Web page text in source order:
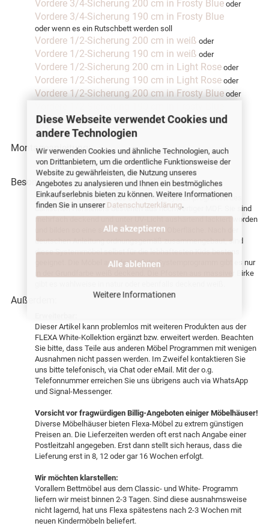
Diese Webseite verwendet Cookies und
andere Technologien
Wir verwenden Cookies und ähnliche Technologien, auch
von Drittanbietern, um die ordentliche Funktionsweise der
Website zu gewährleisten, die Nutzung unseres
Angebotes zu analysieren und Ihnen ein bestmögliches
Einkaufserlebnis bieten zu können. Weitere Informationen
finden Sie in unserer Datenschutzerklärung.
Alle akzeptieren
Alle ablehnen
Weitere Informationen
Vordere 3/4-Sicherung 200 cm in Frosty Blue oder
Vordere 3/4-Sicherung 190 cm in Frosty Blue
oder wenn es ein Rutschbett werden soll
Vordere 1/2-Sicherung 200 cm in weiß oder
Vordere 1/2-Sicherung 190 cm in weiß oder
Vordere 1/2-Sicherung 200 cm in Light Rose oder
Vordere 1/2-Sicherung 190 cm in Light Rose oder
Vordere 1/2-Sicherung 200 cm in Frosty Blue oder
und
Rutsche für Spielbetten
Montageanleitung:
PDF-Montageanleitung zu 80-17319-40
Besonderheit:
Alle flachen Möbelteile aus dem White-Systemprogramm des
dänischen Herstellers bestehen aus hochwertiger MDF. Sie sind
mehrfach deckend und unter UV-Licht aushärtend lackiert worden
und bilden so eine sehr edele moderne Oberfläche. Nach der
deutschen Anleitung ordnungsgemäß zusammengebaut, sind
diese Systemmöbel selbst für die lebhaftesten Kids bestens
geeignet. Die Möbel aus dem White-Systemprogramm gibt es nur
in der Grundfarbe weiß deckend. Die Pfosten aus massiver Birke
Außerdem:
Dieser Artikel kann problemlos mit weiteren Produkten aus der
FLEXA White-Kollektion ergänzt bzw. erweitert werden. Beachten
Sie bitte, dass Teile aus anderen Möbel Programmen mit wenigen
Ausnahmen nicht passen werden. Im Zweifel kontaktieren Sie
uns bitte telefonisch, via Chat oder eMail. Mit der o.g.
Telefonnummer erreichen Sie uns übrigens auch via WhatsApp
und Signal-Messenger.
Vorsicht vor fragwürdigen Billig-Angeboten einiger Möbelhäuser!
Diverse Möbelhäuser bieten Flexa-Möbel zu extrem günstigen
Preisen an. Die Lieferzeiten werden oft erst nach Angabe einer
Postleitzahl angegeben. Erst dann stellt sich heraus, dass die
Lieferung erst in 8, 12 oder gar 16 Wochen erfolgt.
Wir möchten klarstellen:
Vorallem Bettmöbel aus dem Classic- und White- Programm
liefern wir meist binnen 2-3 Tagen. Sind diese ausnahmsweise
nicht lagernd, hat uns Flexa spätestens nach 2-3 Wochen mit
neuen Kindermöbeln beliefert.